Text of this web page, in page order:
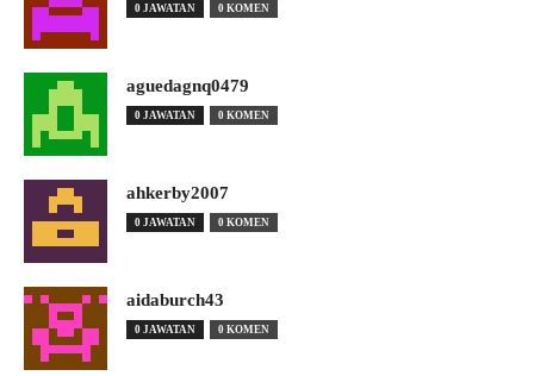
0 JAWATAN 0 KOMEN
aguedagnq0479
0 JAWATAN 0 KOMEN
ahkerby2007
0 JAWATAN 0 KOMEN
aidaburch43
0 JAWATAN 0 KOMEN